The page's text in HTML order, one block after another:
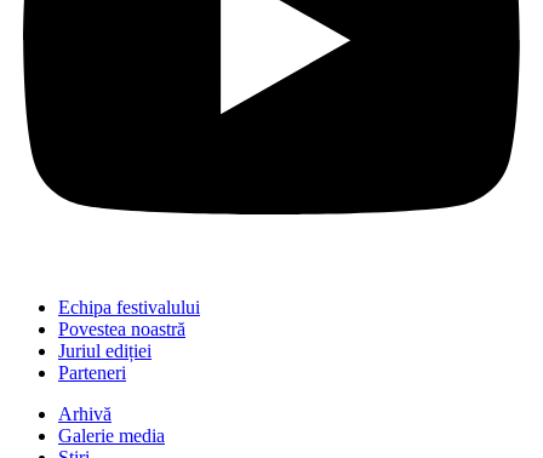
Echipa festivalului
Povestea noastră
Juriul ediției
Parteneri
Arhivă
Galerie media